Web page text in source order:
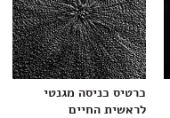
כרטיס כניסה מגנטי
לראשית החיים